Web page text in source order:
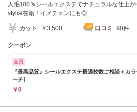
人毛100％シールエクステでナチュラルな仕上
stylist在籍！イメチェンにも◎
カット ￥3,500 口コミ 90件
クーポン
全員
『最高品質』シールエクステ最適枚数ご相談＋カ
ーチ］
￥0